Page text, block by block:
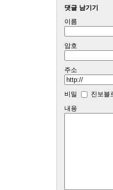
댓글 남기기
이름
암호
주소
비밀
진보블
내용